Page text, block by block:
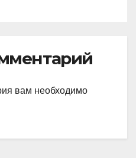
вам необходимо